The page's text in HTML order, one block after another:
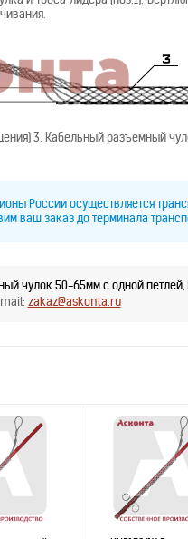
3. Кабельный разъемный
России осуществляется
ваш заказ до терминала
чулок 50-65мм с одной петлей,
zakaz@askonta.ru